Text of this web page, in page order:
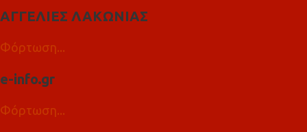
ΑΓΓΕΛΙΕΣ ΛΑΚΩΝΙΑΣ
Φόρτωση...
e-info.gr
Φόρτωση...